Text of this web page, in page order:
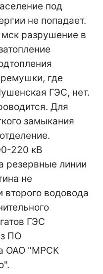
под
не попадает.
разрушение в
где
ГЭС, нет.
Для
замыкания
220 кВ
резервные линии
не
водовода
ГЭС
ПО
ОАО "МРСК